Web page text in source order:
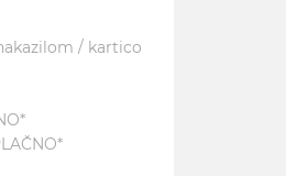
/ kartico